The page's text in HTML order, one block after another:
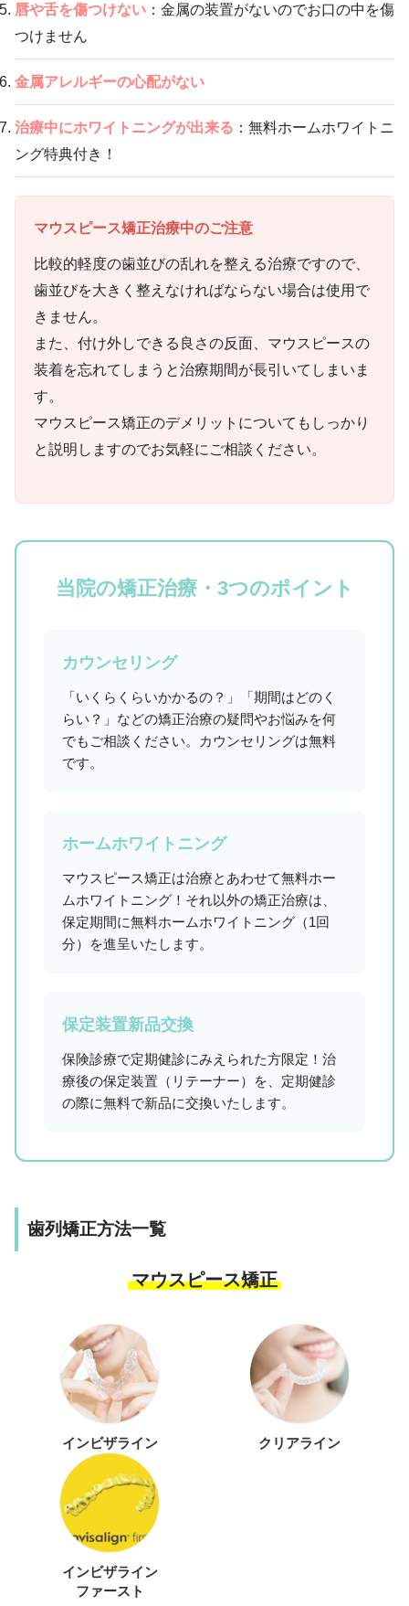
唇や舌を傷つけない ：金属の装置がないのでお口の中を傷
つけません
金属アレルギーの心配がない
治療中にホワイトニングが出来る ：無料ホームホワイトニ
ング特典付き！
マウスピース矯正治療中のご注意
比較的軽度の歯並びの乱れを整える治療ですので、
歯並びを大きく整えなければならない場合は使用で
きません。
また、付け外しできる良さの反面、マウスピースの
装着を忘れてしまうと治療期間が長引いてしまいま
す。
マウスピース矯正のデメリットについてもしっかり
と説明しますのでお気軽にご相談ください。
当院の矯正治療・3つのポイント
カウンセリング
「いくらくらいかかるの？」「期間はどのく
らい？」などの矯正治療の疑問やお悩みを何
でもご相談ください。カウンセリングは無料
です。
ホームホワイトニング
マウスピース矯正は治療とあわせて無料ホー
ムホワイトニング！それ以外の矯正治療は、
保定期間に無料ホームホワイトニング（1回
分）を進呈いたします。
保定装置新品交換
保険診療で定期健診にみえられた方限定！治
療後の保定装置（リテーナー）を、定期健診
の際に無料で新品に交換いたします。
歯列矯正方法一覧
マウスピース矯正
インビザライン クリアライン
インビザライン
ファースト